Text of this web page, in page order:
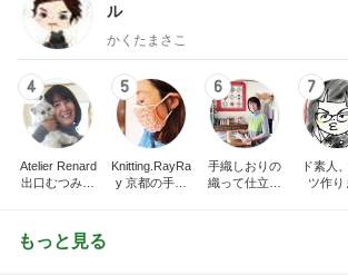
ル
かくたまさこ
4
Atelier Renard
出口むつみの
5
Knitting.RayRa
y 京都の手編
6
手織しおりの
織って仕立て
7
ド素人
ツ作り
もっと見る